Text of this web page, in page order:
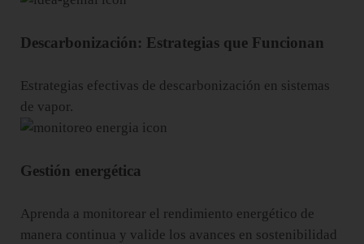
Descarbonización: Estrategias que Funcionan
Estrategias efectivas de descarbonización en sistemas
de vapor.
Gestión energética
Aprenda a monitorear el rendimiento energético de
manera continua y valide los avances en sostenibilidad